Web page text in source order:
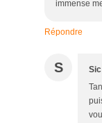
immense
Répondre
S